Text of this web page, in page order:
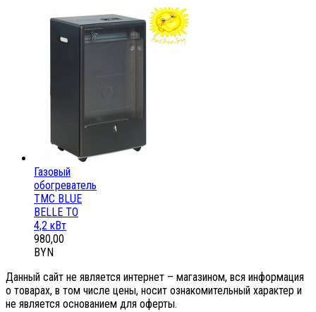
Газовый
обогреватель
ТМС BLUE
BELLE ТО
4,2 кВт
980,00
BYN
Данный сайт не является интернет – магазином, вся информация
о товарах, в том числе цены, носит ознакомительный характер и
не является основанием для оферты.